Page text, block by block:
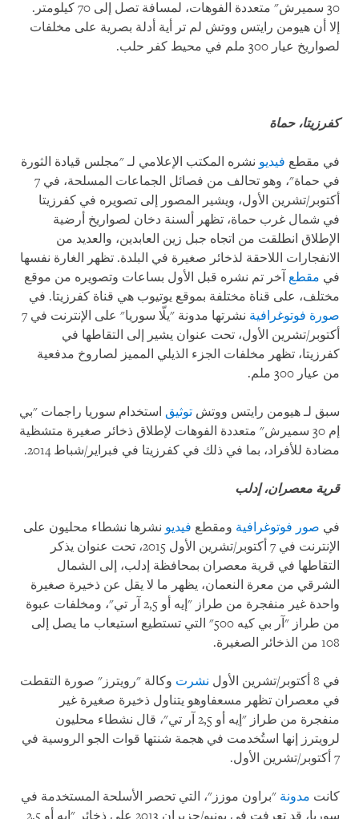
30 سميرش" متعددة الفوهات، لمسافة تصل إلى 70 كيلومتر.
إلا أن هيومن رايتس ووتش لم تر أية أدلة بصرية على مخلفات
لصواريخ عيار 300 ملم في محيط كفر حلب.
كفرزيتا، حماة
في مقطع فيديو نشره المكتب الإعلامي لـ "مجلس قيادة الثورة
في حماة"، وهو تحالف من فصائل الجماعات المسلحة، في 7
أكتوبر/تشرين الأول، ويشير المصور إلى تصويره في كفرزيتا
في شمال غرب حماة، تظهر ألسنة دخان لصواريخ أرضية
الإطلاق انطلقت من اتجاه جبل زين العابدين، والعديد من
الانفجارات اللاحقة لذخائر صغيرة في البلدة. تظهر الغارة نفسها
في مقطع آخر تم نشره قبل الأول بساعات وتصويره من موقع
مختلف، على قناة مختلفة بموقع يوتيوب هي قناة كفرزيتا. في
صورة فوتوغرافية
نشرتها مدونة "يلّا سوريا" على الإنترنت في 7
أكتوبر/تشرين الأول، تحت عنوان يشير إلى التقاطها في
كفرزيتا، تظهر مخلفات الجزء الذيلي المميز لصاروخ مدفعية
من عيار 300 ملم.
سبق لـ هيومن رايتس ووتش توثيق استخدام سوريا راجمات "بي
إم 30 سميرش" متعددة الفوهات لإطلاق ذخائر صغيرة متشظية
مضادة للأفراد، بما في ذلك في كفرزيتا في فبراير/شباط 2014.
قرية معصران، إدلب
في صور فوتوغرافية ومقطع فيديو نشرها نشطاء محليون على
الإنترنت في 7 أكتوبر/تشرين الأول 2015، تحت عنوان يذكر
التقاطها في قرية معصران بمحافظة إدلب، إلى الشمال
الشرقي من معرة النعمان، يظهر ما لا يقل عن ذخيرة صغيرة
واحدة غير منفجرة من طراز "إيه أو 2,5 آر تي"، ومخلفات عبوة
من طراز "آر بي كيه 500" التي تستطيع استيعاب ما يصل إلى
108 من الذخائر الصغيرة.
في 8 أكتوبر/تشرين الأول نشرت وكالة "رويترز" صورة التقطت
في معصران تظهر مسعفاوهو يتناول ذخيرة صغيرة غير
منفجرة من طراز "إيه أو 2,5 آر تي"، قال نشطاء محليون
لرويترز إنها استُخدمت في هجمة شنتها قوات الجو الروسية في
7 أكتوبر/تشرين الأول.
كانت مدونة "براون موزز"، التي تحصر الأسلحة المستخدمة في